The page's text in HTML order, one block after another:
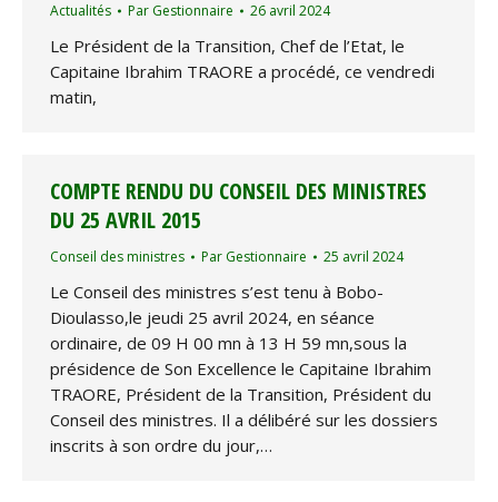
Actualités Par Gestionnaire 26 avril 2024
Le Président de la Transition, Chef de l’Etat, le
Capitaine Ibrahim TRAORE a procédé, ce vendredi
matin,
COMPTE RENDU DU CONSEIL DES MINISTRES
DU 25 AVRIL 2015
Conseil des ministres Par Gestionnaire 25 avril 2024
Le Conseil des ministres s’est tenu à Bobo-
Dioulasso,le jeudi 25 avril 2024, en séance
ordinaire, de 09 H 00 mn à 13 H 59 mn,sous la
présidence de Son Excellence le Capitaine Ibrahim
TRAORE, Président de la Transition, Président du
Conseil des ministres. Il a délibéré sur les dossiers
inscrits à son ordre du jour,…